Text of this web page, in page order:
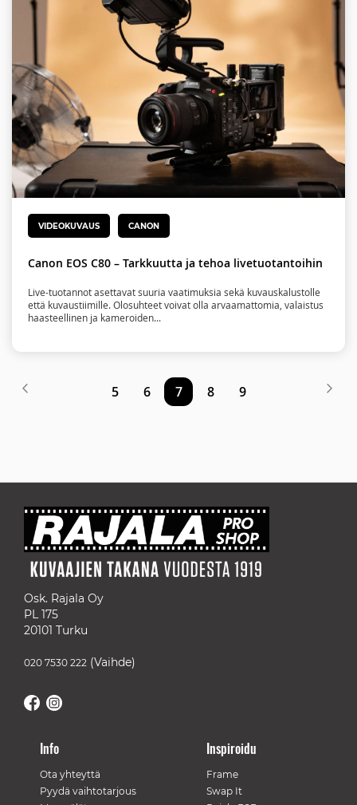
VIDEOKUVAUS CANON
Canon EOS C80 – Tarkkuutta ja tehoa livetuotantoihin
Live-tuotannot asettavat suuria vaatimuksia sekä kuvauskalustolle
että kuvaustiimille. Olosuhteet voivat olla arvaamattomia, valaistus
haasteellinen ja kameroiden...
Sivu
Sivu
5 Sivu
6
You're
page
7 Sivu
8 Sivu
9
Osk. Rajala Oy
PL 175
20101 Turku
020 7530 222 (Vaihde)
Info
Ota yhteyttä
Pyydä vaihtotarjous
Inspiroidu
Frame
Swap It